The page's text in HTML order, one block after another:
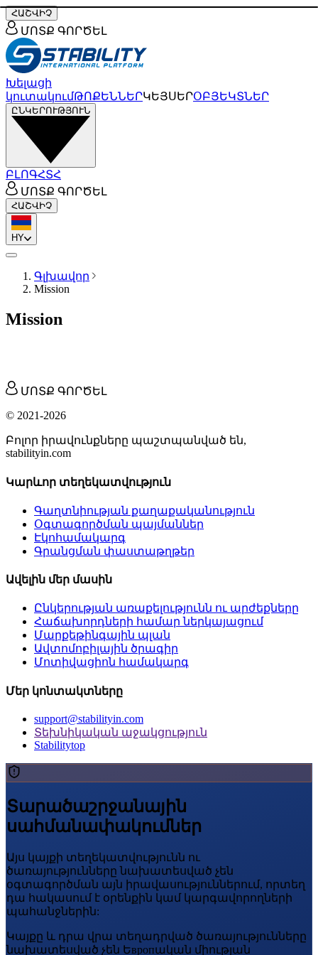
ՀԱՇՎԻՉ
ՄՈՏՔ ԳՈՐԾԵԼ
Խելացի
կուտակումԹՈՔԵՆՆԵՐԿԵՅՍԵՐՕԲՅԵԿՏՆԵՐ
ԸՆԿԵՐՈՒԹՅՈՒՆ
ԲԼՈԳՀՏՀ
ՄՈՏՔ ԳՈՐԾԵԼ
ՀԱՇՎԻՉ
HY
Գլխավոր
Mission
Mission
ՄՈՏՔ ԳՈՐԾԵԼ
© 2021-2026
Բոլոր իրավունքները պաշտպանված են,
stabilityin.com
Կարևոր տեղեկատվություն
Գաղտնիության քաղաքականություն
Օգտագործման պայմաններ
Էկոհամակարգ
Գրանցման փաստաթղթեր
Ավելին մեր մասին
Ընկերության առաքելությունն ու արժեքները
Հաճախորդների համար ներկայացում
Մարքեթինգային պլան
Ավտոմոբիլային ծրագիր
Մոտիվացիոն համակարգ
Մեր կոնտակտները
support@stabilityin.com
Տեխնիկական աջակցություն
Stabilitytop
Տարածաշրջանային
սահմանափակումներ
Այս կայքի տեղեկատվությունն ու
ծառայությունները նախատեսված չեն
օգտագործման այն իրավասություններում, որտեղ
դա հակասում է օրենքին կամ կարգավորողների
պահանջներին:
Կայքը և դրա վրա տեղադրված ծառայությունները
նախատեսված չեն Եвропական միության